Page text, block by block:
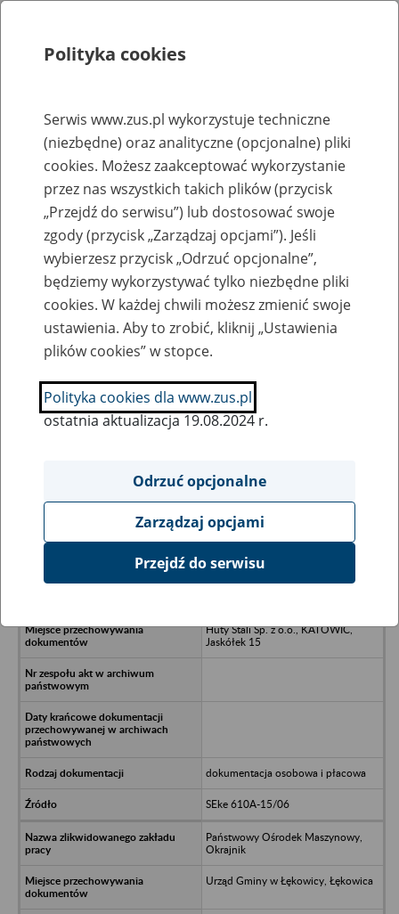
Rejestry, ewidencje i archiwa
Baza zlikwidowanych lub
przekształconych zakładów pracy
Nazwa zakładu pracy:
SZUKAJ
Ukryj wszystkie pozycje bazy
Centralny Zarząd Przemysłu
Huty Stali Sp. z o.o., KATOWIC,
Jaskółek 15
dokumentacja osobowa i płacowa
SEke 610A-15/06
Państwowy Ośrodek Maszynowy,
Okrajnik
Urząd Gminy w Łękowicy, Łękowica
Polityka cookies
Serwis www.zus.pl wykorzystuje techniczne
(niezbędne) oraz analityczne (opcjonalne) pliki
cookies. Możesz zaakceptować wykorzystanie
przez nas wszystkich takich plików (przycisk
„Przejdź do serwisu”) lub dostosować swoje
zgody (przycisk „Zarządzaj opcjami”). Jeśli
wybierzesz przycisk „Odrzuć opcjonalne”,
będziemy wykorzystywać tylko niezbędne pliki
cookies. W każdej chwili możesz zmienić swoje
ustawienia. Aby to zrobić, kliknij „Ustawienia
plików cookies” w stopce.
Polityka cookies dla www.zus.pl
ostatnia aktualizacja 19.08.2024 r.
Odrzuć opcjonalne
Zarządzaj opcjami
Przejdź do serwisu